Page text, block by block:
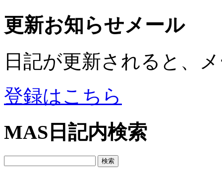
更新お知らせメール
日記が更新されると、
登録はこちら
MAS日記内検索